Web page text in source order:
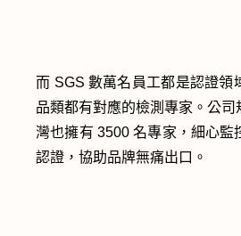
而 SGS 數萬名員工都是認證領
品類都有對應的檢測專家。公司
灣也擁有 3500 名專家，細心監
認證，協助品牌無痛出口。